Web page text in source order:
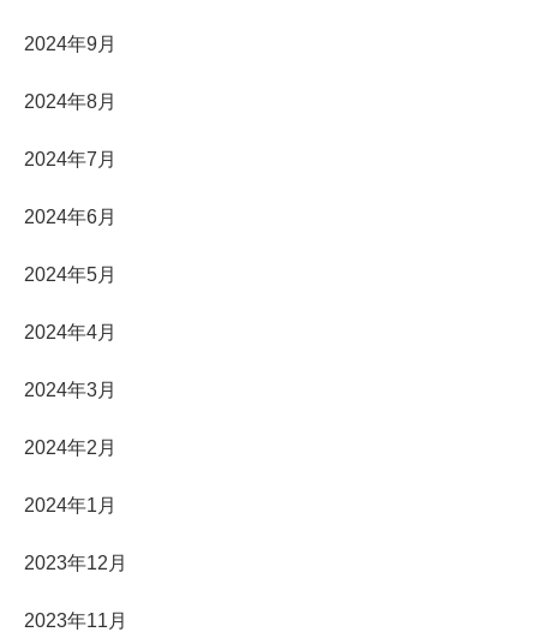
2024年9月
2024年8月
2024年7月
2024年6月
2024年5月
2024年4月
2024年3月
2024年2月
2024年1月
2023年12月
2023年11月